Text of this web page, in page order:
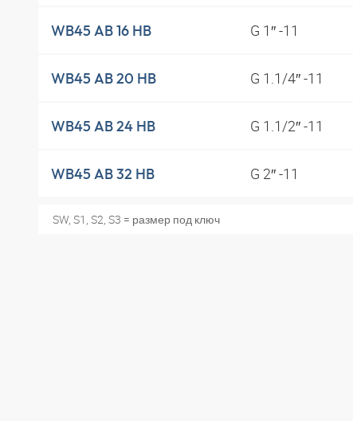
WB45 AB 16 HB G 1″ -11
WB45 AB 20 HB G 1.1/4″ -11
WB45 AB 24 HB G 1.1/2″ -11
WB45 AB 32 HB G 2″ -11
SW, S1, S2, S3 = размер под ключ